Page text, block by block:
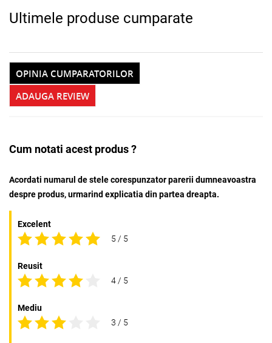
Ultimele produse cumparate
ADAUGA REVIEW
OPINIA CUMPARATORILOR
Cum notati acest produs ?
Acordati numarul de stele corespunzator parerii dumneavoastra
despre produs, urmarind explicatia din partea dreapta.
Excelent
5 / 5
Reusit
4 / 5
Mediu
3 / 5